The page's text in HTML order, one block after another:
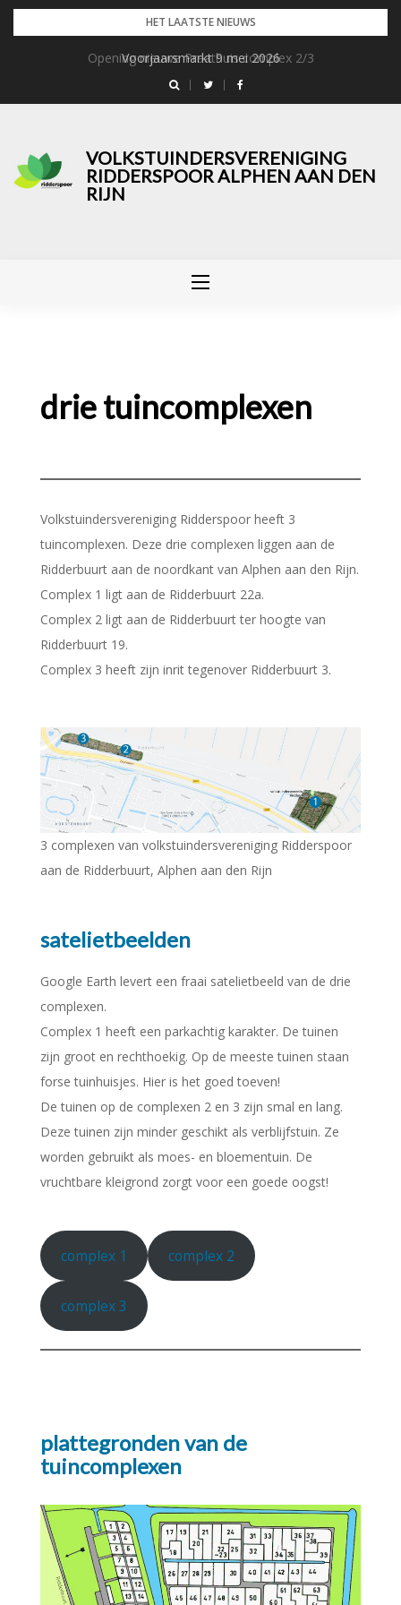
Skip
HET LAATSTE NIEUWS
Opening nieuwe Praathuis complex 2/3
Voorjaarsmarkt 9 mei 2026
VOLKSTUINDERSVERENIGING
RIDDERSPOOR ALPHEN AAN DEN
RIJN
drie tuincomplexen
Volkstuindersvereniging Ridderspoor heeft 3
tuincomplexen. Deze drie complexen liggen aan de
Ridderbuurt aan de noordkant van Alphen aan den Rijn.
Complex 1 ligt aan de Ridderbuurt 22a.
Complex 2 ligt aan de Ridderbuurt ter hoogte van
Ridderbuurt 19.
Complex 3 heeft zijn inrit tegenover Ridderbuurt 3.
3 complexen van volkstuindersvereniging Ridderspoor
aan de Ridderbuurt, Alphen aan den Rijn
satelietbeelden
Google Earth levert een fraai satelietbeeld van de drie
complexen.
Complex 1 heeft een parkachtig karakter. De tuinen
zijn groot en rechthoekig. Op de meeste tuinen staan
forse tuinhuisjes. Hier is het goed toeven!
De tuinen op de complexen 2 en 3 zijn smal en lang.
Deze tuinen zijn minder geschikt als verblijfstuin. Ze
worden gebruikt als moes- en bloementuin. De
vruchtbare kleigrond zorgt voor een goede oogst!
complex 1 complex 2
complex 3
plattegronden van de
tuincomplexen